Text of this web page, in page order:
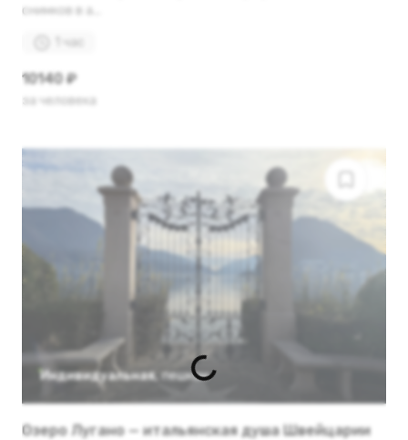
снимков в а...
1 час
10140 ₽
за человека
Индивидуальная, пешком
Озеро Лугано — итальянская душа Швейцарии